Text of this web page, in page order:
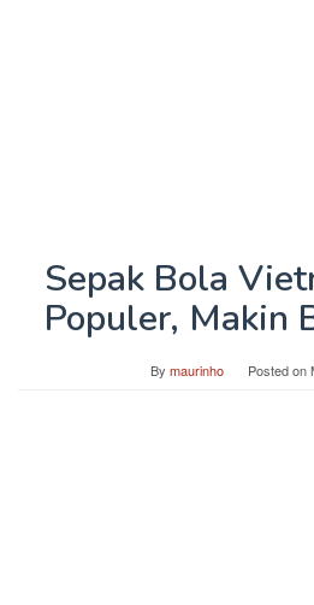
Sepak Bola
Populer, Makin
By maurinho Posted on